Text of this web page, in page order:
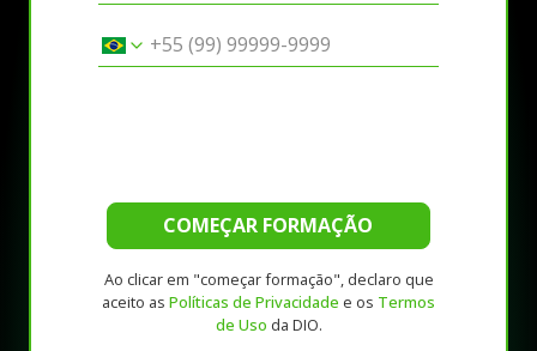
COMEÇAR FORMAÇÃO
Ao clicar em "começar formação", declaro que
aceito as Políticas de Privacidade e os Termos
de Uso da DIO.